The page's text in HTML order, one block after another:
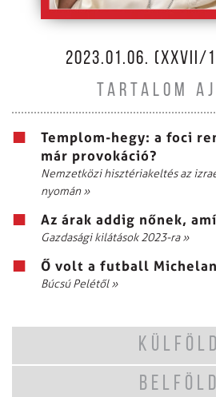
2023.01.06. (XXVII/
TARTALOM
Templom-hegy: a foci
már provokáció?
Nemzetközi hisztériakeltés az
nyomán»
Az árak addig nőnek,
Gazdasági kilátások 2023-ra»
Ő volt a futball
Búcsú Pelétől»
KÜLFÖLD
BELFÖLD